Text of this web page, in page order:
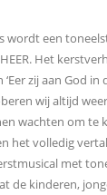
wordt een
Het
zij aan God
wij altijd
wachten om
het volledig
met
de kinderen,